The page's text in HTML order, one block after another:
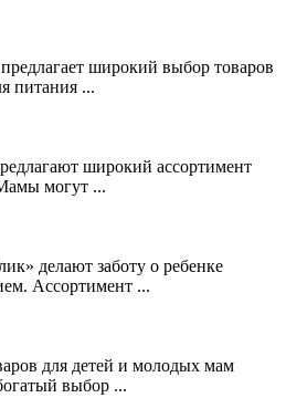
широкий выбор товаров
питания ...
широкий ассортимент
могут ...
делают заботу о ребенке
Ассортимент ...
для детей и молодых мам
выбор ...